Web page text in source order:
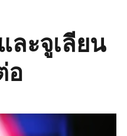
ละจูเลียน
อ